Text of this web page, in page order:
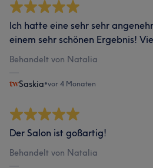
Ich hatte eine sehr sehr
einem sehr schönen Ergebnis!
Behandelt von Natalia
Saskia•vor 4 Monaten
Der Salon ist goßartig!
Behandelt von Natalia